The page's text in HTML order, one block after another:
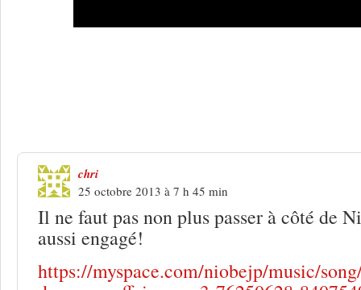
chri
25 octobre 2013 à 7 h 45 min
Il ne faut pas non plus passer à côté de
aussi engagé!
https://myspace.com/niobejp/music/